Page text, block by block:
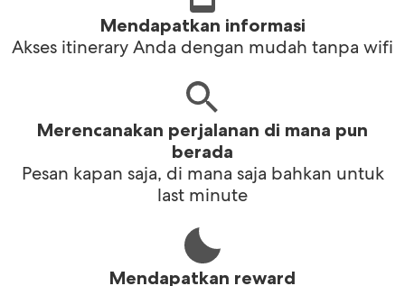
Mendapatkan informasi
Akses itinerary Anda dengan mudah tanpa wifi
Merencanakan perjalanan di mana pun
berada
Pesan kapan saja, di mana saja bahkan untuk
last minute
Mendapatkan reward